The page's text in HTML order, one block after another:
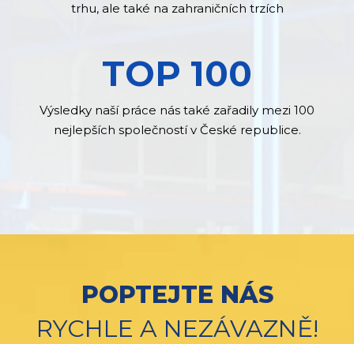
trhu, ale také na zahraničních trzích
TOP 100
Výsledky naší práce nás také zařadily mezi 100
nejlepších společností v České republice.
POPTEJTE NÁS
RYCHLE A NEZÁVAZNĚ!